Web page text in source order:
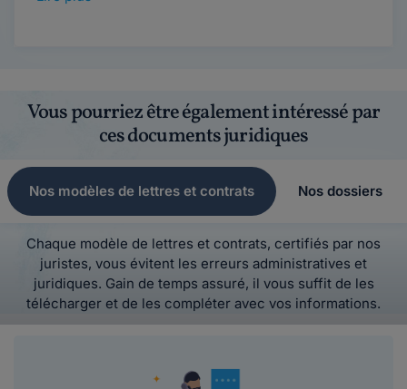
Vous pourriez être également intéressé par
ces documents juridiques
Nos modèles de lettres et contrats Nos dossiers
Chaque modèle de lettres et contrats, certifiés par nos
juristes, vous évitent les erreurs administratives et
juridiques. Gain de temps assuré, il vous suffit de les
télécharger et de les compléter avec vos informations.